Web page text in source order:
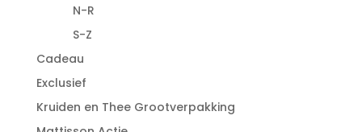
N-R
S-Z
Cadeau
Exclusief
Kruiden en Thee Grootverpakking